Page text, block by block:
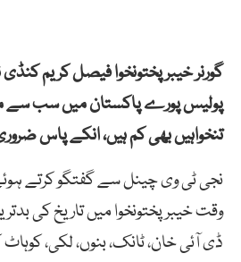
گورنر خیبرپختونخوا فیصل کریم
پولیس پورے پاکستان میں سب سے
تنخواہیں بھی کم ہیں، انکے پاس
نجی ٹی وی چینل سے گفتگو کرتے
وقت خیبرپختونخوا میں تاریخ کی
ڈی آئی خان، ٹانک، بنوں، لکی،